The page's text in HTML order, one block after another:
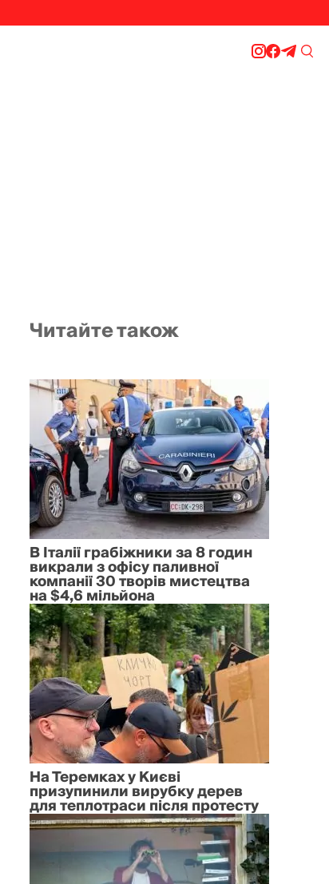
Читайте також
В Італії грабіжники за 8 годин
викрали з офісу паливної
компанії 30 творів мистецтва
на $4,6 мільйона
На Теремках у Києві
призупинили вирубку дерев
для теплотраси після протесту